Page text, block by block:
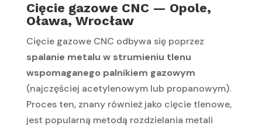
Cięcie gazowe CNC — Opole,
Oława, Wrocław
Cięcie gazowe CNC odbywa się poprzez
spalanie metalu w strumieniu tlenu
wspomaganego palnikiem gazowym
(najczęściej acetylenowym lub propanowym).
Proces ten, znany również jako cięcie tlenowe,
jest popularną metodą rozdzielania metali